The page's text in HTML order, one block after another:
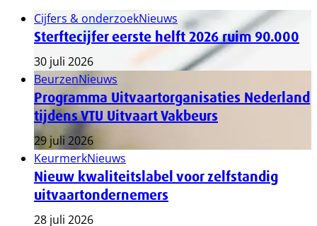
Cijfers & onderzoekNieuws
Sterftecijfer eerste helft 2026 ruim 90.000
30 juli 2026
BeurzenNieuws
Programma Uitvaartorganisaties Nederland
tijdens VTU Uitvaart Vakbeurs
29 juli 2026
KeurmerkNieuws
Nieuw kwaliteitslabel voor zelfstandig
uitvaartondernemers
28 juli 2026